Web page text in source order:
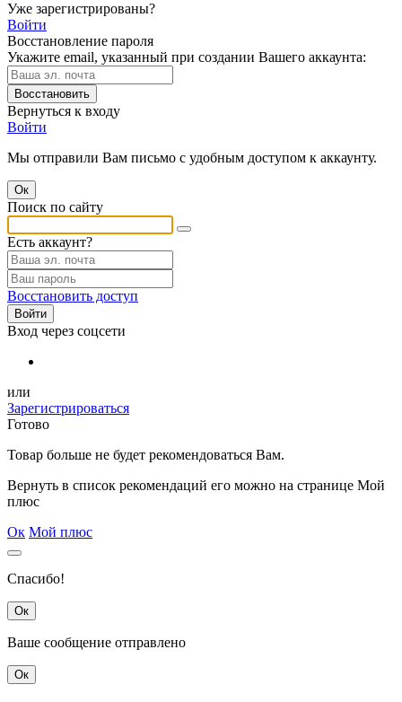
Уже зарегистрированы?
Войти
Восстановление пароля
Укажите email, указанный при создании Вашего аккаунта:
Восстановить
Вернуться к входу
Войти
Мы отправили Вам письмо с удобным доступом к аккаунту.
Ок
Поиск по сайту
Есть аккаунт?
Восстановить доступ
Войти
Вход через соцсети
или
Зарегистрироваться
Готово
Товар больше не будет рекомендоваться Вам.
Вернуть в список рекомендаций его можно на странице Мой
плюс
Ок Мой плюс
Спасибо!
Ок
Ваше сообщение отправлено
Ок